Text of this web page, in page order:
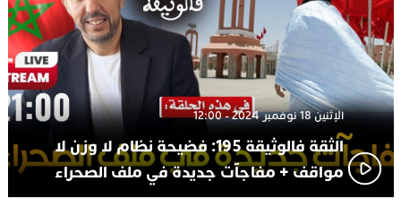
الإثنين 18 نوفمبر 2024 - 12:00
الثقة فالوثيقة 195: فضيحة نظام لا وزن لا
مواقف + مفاجآت جديدة في ملف الصحراء